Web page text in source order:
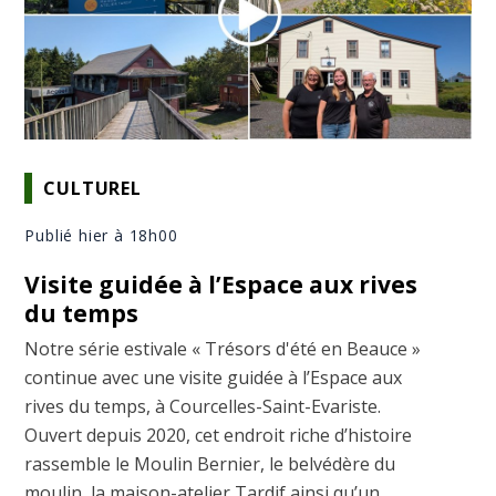
CULTUREL
Publié hier à 18h00
Visite guidée à l’Espace aux rives
du temps
Notre série estivale « Trésors d'été en Beauce »
continue avec une visite guidée à l’Espace aux
rives du temps, à Courcelles-Saint-Evariste.
Ouvert depuis 2020, cet endroit riche d’histoire
rassemble le Moulin Bernier, le belvédère du